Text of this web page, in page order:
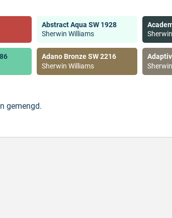
Abstract Aqua SW 1928
Sherwin Williams
Adano Bronze SW 2216
Sherwin Williams
gemengd.